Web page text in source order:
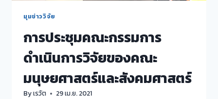
ปีงบประมาณ
2564
มุมข่าววิจัย
การประชุมคณะกรรมการ
ดำเนินการวิจัยของคณะ
มนุษยศาสตร์และสังคมศาสตร์
Byเรวัต 29 เม.ย. 2021